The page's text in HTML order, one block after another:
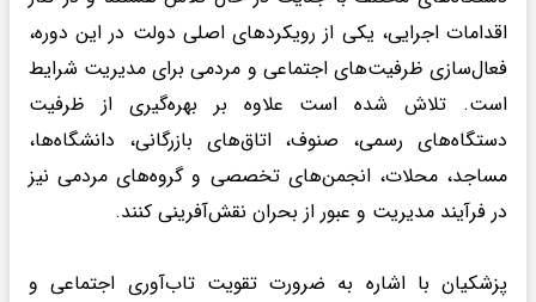
اقدامات اجرایی، یکی از رویکردهای اصلی دولت در این دوره،
فعال‌سازی ظرفیت‌های اجتماعی و مردمی برای مدیریت شرایط
است. تلاش شده است علاوه بر بهره‌گیری از ظرفیت
دستگاه‌های رسمی، صنوف، اتاق‌های بازرگانی، دانشگاه‌ها،
مساجد، محلات، انجمن‌های تخصصی و گروه‌های مردمی نیز
در فرآیند مدیریت و عبور از بحران نقش‌آفرینی کنند.
پزشکیان با اشاره به ضرورت تقویت تاب‌آوری اجتماعی و